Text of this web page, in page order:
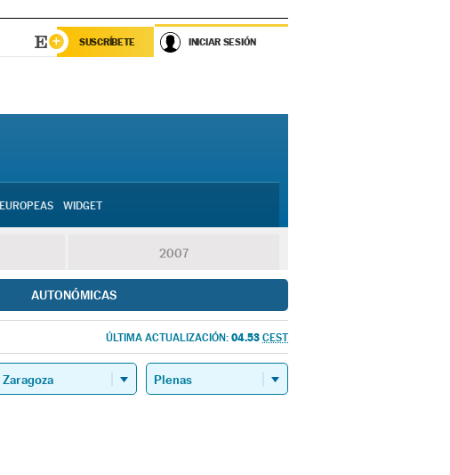
SUSCRÍBETE INICIAR SESIÓN
EUROPEAS WIDGET
2007
AUTONÓMICAS
ÚLTIMA ACTUALIZACIÓN: 04.53 CEST